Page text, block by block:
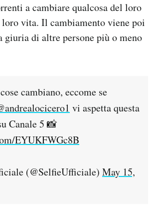
a cambiare qualcosa del loro
loro vita. Il cambiamento viene poi
giuria di altre persone più o meno
cambiano, eccome se
vi aspetta questa
Canale 5 📸
EYUKFWGc8B
(@SelfieUfficiale) May 15,